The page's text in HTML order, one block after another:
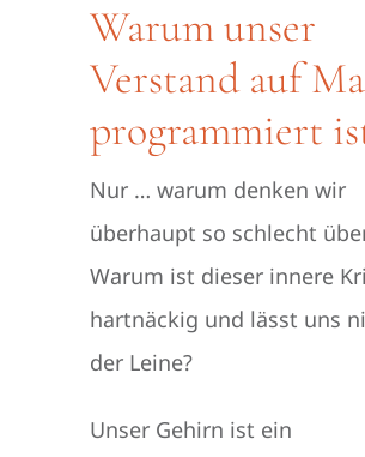
Warum unser
Verstand auf
programmiert
Nur … warum denken wir
überhaupt so schlecht
Warum ist dieser innere
hartnäckig und lässt uns
der Leine?
Unser Gehirn ist ein